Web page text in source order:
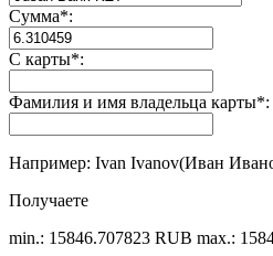
Сумма*:
С карты*:
Фамилия и имя владельца карты*:
Например: Ivan Ivanov(Иван
Получаете
min.: 15846.707823 RUB max.: